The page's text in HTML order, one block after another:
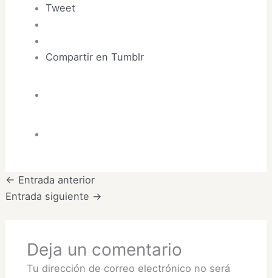
Tweet
Compartir en Tumblr
← Entrada anterior
Entrada siguiente →
Deja un comentario
Tu dirección de correo electrónico no será